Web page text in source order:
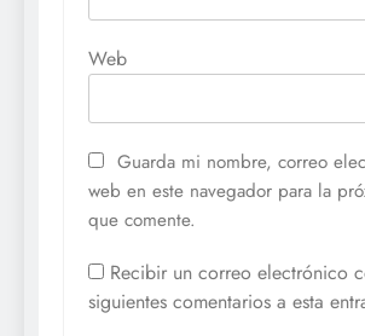
Web
Guarda mi nombre, correo
web en este navegador para la
que comente.
Recibir un correo electrónico
siguientes comentarios a esta